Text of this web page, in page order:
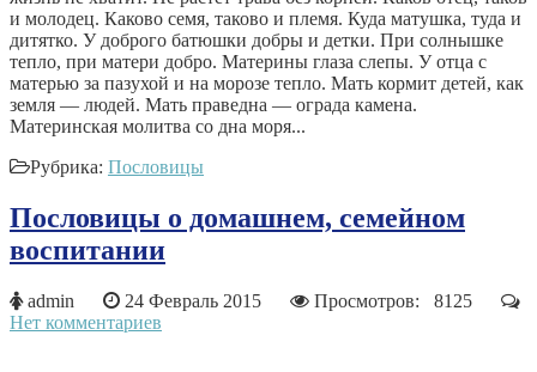
и молодец. Каково семя, таково и племя. Куда матушка, туда и
дитятко. У доброго батюшки добры и детки. При солнышке
тепло, при матери добро. Материны глаза слепы. У отца с
матерью за пазухой и на морозе тепло. Мать кормит детей, как
земля — людей. Мать праведна — ограда камена.
Материнская молитва со дна моря...
Рубрика: Пословицы
Пословицы о домашнем, семейном
воспитании
admin 24 Февраль 2015
Просмотров: 8125
Нет комментариев